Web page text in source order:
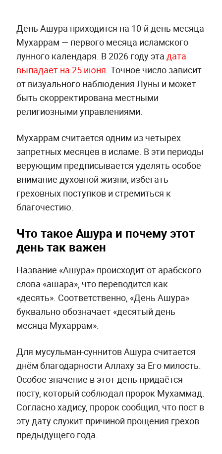
День Ашура приходится на 10-й день месяца
Мухаррам — первого месяца исламского
лунного календаря. В 2026 году эта дата
выпадает на 25 июня. Точное число зависит
от визуального наблюдения Луны и может
быть скорректирована местными
религиозными управлениями.
Мухаррам считается одним из четырёх
запретных месяцев в исламе. В эти периоды
верующим предписывается уделять особое
внимание духовной жизни, избегать
греховных поступков и стремиться к
благочестию.
Что такое Ашура и почему этот
день так важен
Название «Ашура» происходит от арабского
слова «ашара», что переводится как
«десять». Соответственно, «День Ашура»
буквально обозначает «десятый день
месяца Мухаррам».
Для мусульман-суннитов Ашура считается
днём благодарности Аллаху за Его милость.
Особое значение в этот день придаётся
посту, который соблюдал пророк Мухаммад.
Согласно хадису, пророк сообщил, что пост в
эту дату служит причиной прощения грехов
предыдущего года.